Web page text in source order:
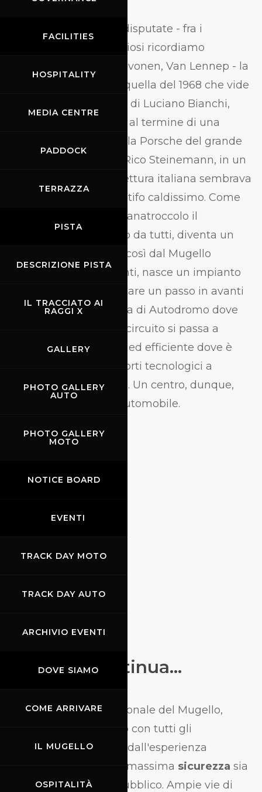
FACILITIES
HOSPITALITY
MEDIA CENTRE
PADDOCK
TERRAZZA
PISTA
DESCRIZIONE PISTA
IL TRACCIATO AI
RAGGI X
GALLERY
PHOTO GALLERY
AUTO
PHOTO GALLERY
MOTO
NOTICE BOARD
EVENTI
TRACK DAY MOTO
TRACK DAY AUTO
ARCHIVIO EVENTI
DOVE SIAMO
COME ARRIVARE
IL MUGELLO
OSPITALITÀ
Tra le ultime edizioni disputate - fra i
partecipanti non vittoriosi ricordiamo
Stommelen, Elford, Toivonen, Van Lennep - la
più entusiasmante di quella del 1968 che vide
prevalere l'Alfa Romeo di Luciano Bianchi,
Galli e Nino Vaccarella al termine di una
rimonta incredibile sulla Porsche del grande
elvetico Jo Siffert e di Rico Steinemann, in un
pomeriggio in cui la vettura italiana sembrava
volasse, spinata da un tifo caldissimo. Come
nella favola del brutto anatroccolo il
protagonista, scacciato da tutti, diventa un
ammiratissimo cigno, così dal Mugello
stradale degli anni Venti, nasce un impianto
destinato a rappresentare un passo in avanti
nella concezione stessa di Autodromo dove
dal concetto stesso di circuito si passa a
quello di spazio sicuro ed efficiente dove è
possibile trovare supporti tecnologici a
manifestazioni diverse. Un centro, dunque,
che ruota intorno all'automobile.
La storia continua...
L'Autodromo Internazionale del Mugello,
progettato e realizzato con tutti gli
accorgimenti scaturiti dall'esperienza
agonistica, garantisce massima sicurezza sia
per i piloti che per il pubblico. Ampie vie di